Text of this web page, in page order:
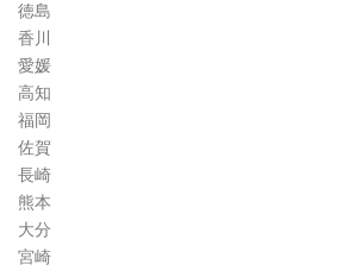
徳島
香川
愛媛
高知
福岡
佐賀
長崎
熊本
大分
宮崎